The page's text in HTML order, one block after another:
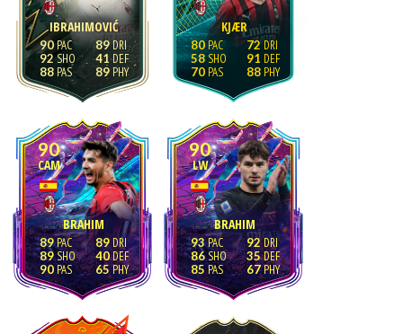
IBRAHIMOVIĆ
90
92
88
89
41
89
KJÆR
80
58
70
72
91
88
90
CAM
BRAHIM
89
89
90
89
40
65
90
LW
BRAHIM
93
86
85
92
35
67